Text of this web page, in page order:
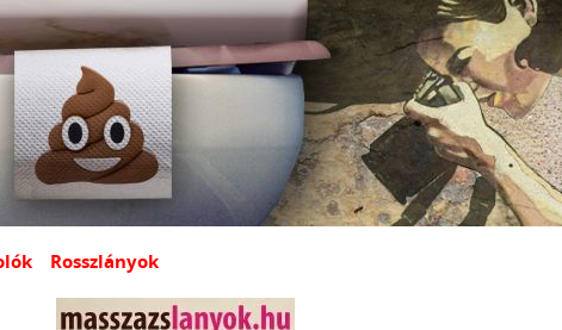
Rosszlányok